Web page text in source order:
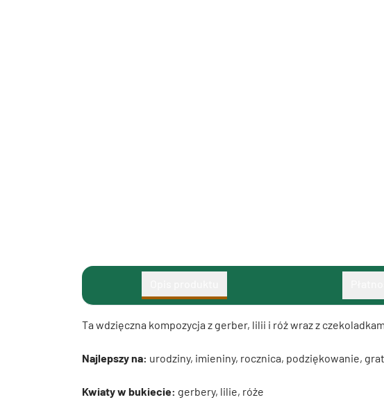
Ta wdzięczna kompozycja z gerber, lilii i róż wraz z
Najlepszy na: urodziny, imieniny, rocznica, podziękowanie,
Kwiaty w bukiecie: gerbery, lilie, róże